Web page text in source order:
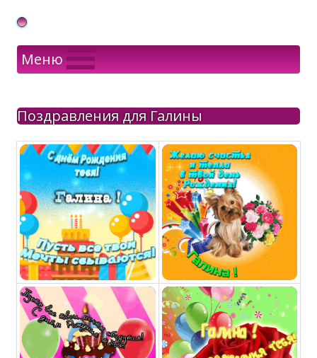
Gif Открытки в подарок
Меню
Поздравления для Галины